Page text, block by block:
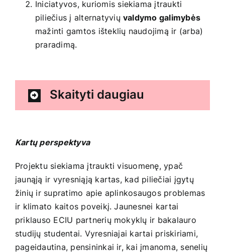
Iniciatyvos, kuriomis siekiama įtraukti
piliečius į alternatyvių valdymo galimybės
mažinti gamtos išteklių naudojimą ir (arba)
praradimą.
Skaityti daugiau
Kartų perspektyva
Projektu siekiama įtraukti visuomenę, ypač
jaunąją ir vyresniąją kartas, kad piliečiai įgytų
žinių ir supratimo apie aplinkosaugos problemas
ir klimato kaitos poveikį. Jaunesnei kartai
priklauso ECIU partnerių mokyklų ir bakalauro
studijų studentai. Vyresniajai kartai priskiriami,
pageidautina, pensininkai ir, kai įmanoma, senelių